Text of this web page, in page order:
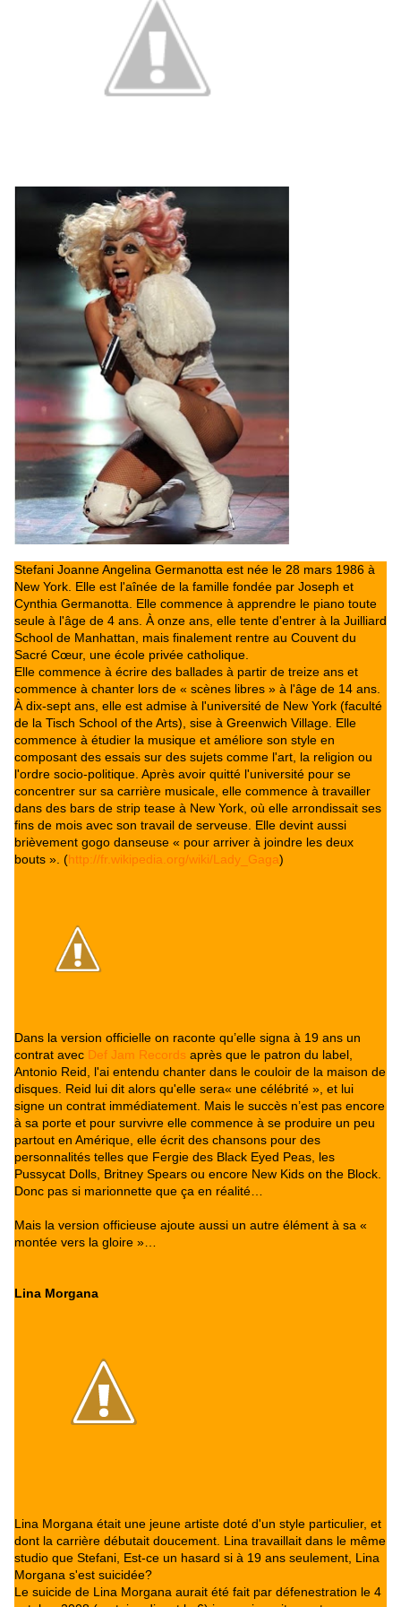
Stefani Joanne Angelina Germanotta est née le 28 mars 1986 à
New York. Elle est l'aînée de la famille fondée par Joseph et
Cynthia Germanotta. Elle commence à apprendre le piano toute
seule à l'âge de 4 ans. À onze ans, elle tente d'entrer à la Juilliard
School de Manhattan, mais finalement rentre au Couvent du
Sacré Cœur, une école privée catholique.
Elle commence à écrire des ballades à partir de treize ans et
commence à chanter lors de « scènes libres » à l'âge de 14 ans.
À dix-sept ans, elle est admise à l'université de New York (faculté
de la Tisch School of the Arts), sise à Greenwich Village. Elle
commence à étudier la musique et améliore son style en
composant des essais sur des sujets comme l'art, la religion ou
l'ordre socio-politique. Après avoir quitté l'université pour se
concentrer sur sa carrière musicale, elle commence à travailler
dans des bars de strip tease à New York, où elle arrondissait ses
fins de mois avec son travail de serveuse. Elle devint aussi
brièvement gogo danseuse « pour arriver à joindre les deux
bouts ». (http://fr.wikipedia.org/wiki/Lady_Gaga)
Dans la version officielle on raconte qu’elle signa à 19 ans un
contrat avec Def Jam Records après que le patron du label,
Antonio Reid, l'ai entendu chanter dans le couloir de la maison de
disques. Reid lui dit alors qu'elle sera« une célébrité », et lui
signe un contrat immédiatement. Mais le succès n’est pas encore
à sa porte et pour survivre elle commence à se produire un peu
partout en Amérique, elle écrit des chansons pour des
personnalités telles que Fergie des Black Eyed Peas, les
Pussycat Dolls, Britney Spears ou encore New Kids on the Block.
Donc pas si marionnette que ça en réalité…
Mais la version officieuse ajoute aussi un autre élément à sa «
montée vers la gloire »…
Lina Morgana
Lina Morgana était une jeune artiste doté d'un style particulier, et
dont la carrière débutait doucement. Lina travaillait dans le même
studio que Stefani, Est-ce un hasard si à 19 ans seulement, Lina
Morgana s'est suicidée?
Le suicide de Lina Morgana aurait été fait par défenestration le 4